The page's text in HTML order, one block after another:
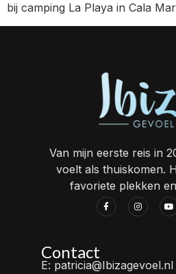
bij camping La Playa in Cala
Van mijn eerste reis in
voelt als thuiskomen.
favoriete plekken
Contact
E: patricia@Ibizagevoel.nl